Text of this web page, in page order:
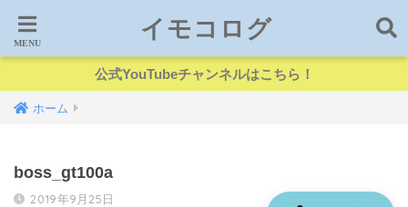
イモコログ
公式YouTubeチャンネルはこちら！
ホーム
boss_gt100a
2019年9月25日